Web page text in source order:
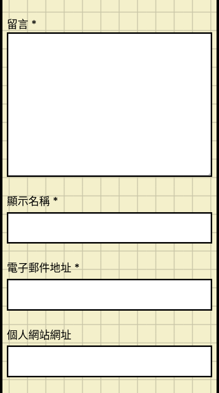
留言 *
顯示名稱*
電子郵件地址*
個人網站網址